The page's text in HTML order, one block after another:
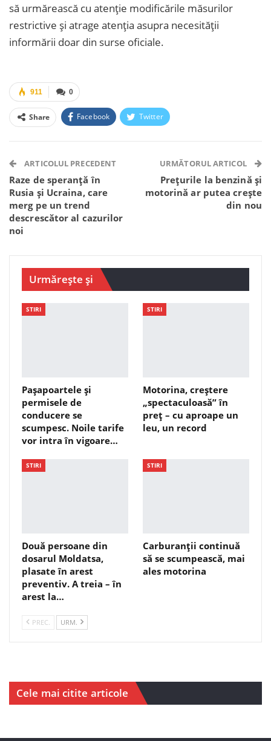
să urmărească cu atenție modificările măsurilor
restrictive și atrage atenția asupra necesității
informării doar din surse oficiale.
0
911
Share Facebook Twitter
Telegram WhatsApp Viber
ARTICOLUL PRECEDENT
Raze de speranță în
Rusia și Ucraina, care
merg pe un trend
descrescător al cazurilor
noi
URMĂTORUL ARTICOL
Prețurile la benzină și
motorină ar putea crește
din nou
Urmărește și
STIRI
Pașapoartele și
permisele de
conducere se
scumpesc. Noile tarife
vor intra în vigoare…
STIRI
Motorina, creștere
„spectaculoasă” în
preț – cu aproape un
leu, un record
STIRI
Două persoane din
dosarul Moldatsa,
plasate în arest
preventiv. A treia – în
arest la…
STIRI
Carburanții continuă
să se scumpească, mai
ales motorina
PREC. URM.
Cele mai citite articole